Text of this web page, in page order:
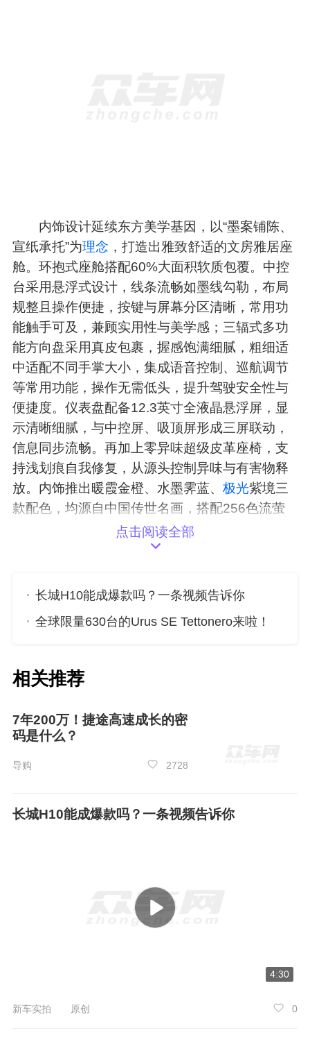
内饰设计延续东方美学基因，以“墨案铺陈、
宣纸承托”为理念 ，打造出雅致舒适的文房雅居座
舱。环抱式座舱搭配60%大面积软质包覆。中控
台采用悬浮式设计，线条流畅如墨线勾勒，布局
规整且操作便捷，按键与屏幕分区清晰，常用功
能触手可及，兼顾实用性与美学感；三辐式多功
能方向盘采用真皮包裹，握感饱满细腻，粗细适
中适配不同手掌大小，集成语音控制、巡航调节
等常用功能，操作无需低头，提升驾驶安全性与
便捷度。仪表盘配备12.3英寸全液晶悬浮屏，显
示清晰细腻，与中控屏、吸顶屏形成三屏联动，
信息同步流畅。再加上零异味超级皮革座椅，支
持浅划痕自我修复，从源头控制异味与有害物释
放。内饰推出暖霞金橙、水墨霁蓝、 极光紫境三
款配色，均源自中国传世名画，搭配256色流萤
氛围灯，夜晚点亮后，与超1㎡全景天幕相映。抚
琴立式高音搭配同级唯一23扬伯牙之音音响，7.
级听觉体验。
级旗舰座舱芯片，算力远超行业主流，实现系统
响应零延迟、多任务并行无卡顿，更能保障十年
流畅不卡顿，彻底告别“新车流畅、几年卡顿”的行
全场景免唤醒连续对话、4音区精准识别，弱网/
控制导航、空调、车机等功能，零学习成本上
点击阅读全部
长城H10能成爆款吗？一条视频告诉你
全球限量630台的Urus SE Tettonero来啦！
相关推荐
7年200万！捷途高速成长的密
码是什么？
导购 2728
长城H10能成爆款吗？一条视频告诉你
4:30
新车实拍 原创 0